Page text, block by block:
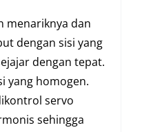
menariknya dan
dengan sisi yang
dengan tepat.
yang homogen.
servo
sehingga